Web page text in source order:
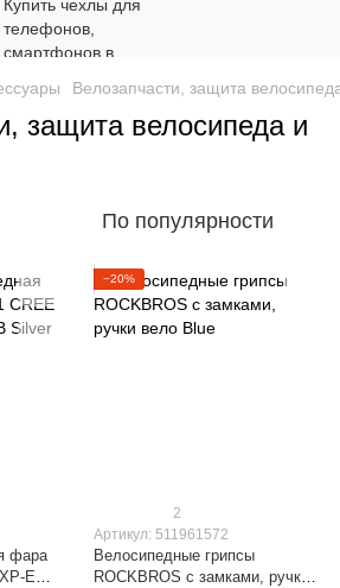
Велозапчасти, защита
защита велосипеда и
По популярности
фара
E
−20%
2
Артикул: 511961572
Велосипедные грипсы
ROCKBROS с замками, ручки